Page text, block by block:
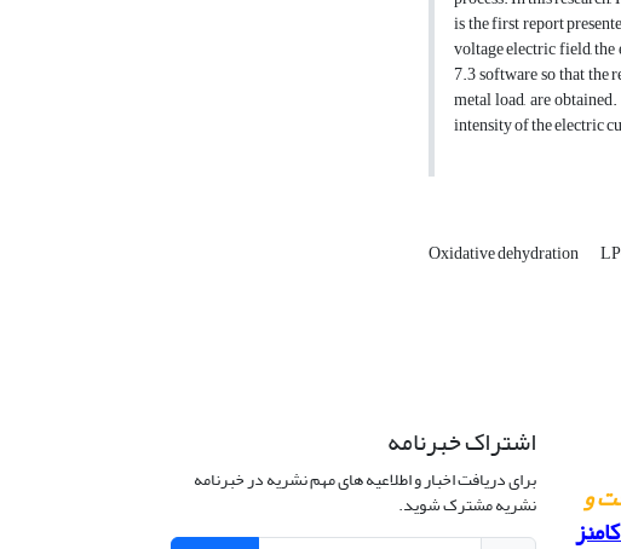
is the first report
voltage electric field,
7.3 software so that the
metal load, are
intensity of the electric
Oxidative dehydration
و
اشتراک خبرنامه
برای دریافت اخبار و اطلاعیه های مهم نشریه در خبرنامه
نشریه مشترک شوید.